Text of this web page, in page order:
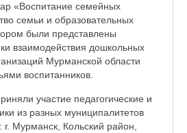
«Воспитание семейных
семьи и образовательных
были представлены
взаимодействия дошкольных
Мурманской области
воспитанников.
участие педагогические и
из разных муниципалитетов
Мурманск, Кольский район,